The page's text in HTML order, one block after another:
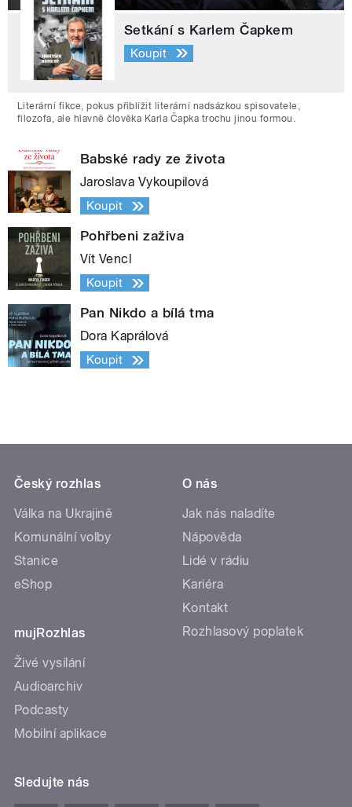
Setkání s Karlem Čapkem
Koupit
Literární fikce, pokus přiblížit literární nadsázkou spisovatele,
filozofa, ale hlavně člověka Karla Čapka trochu jinou formou.
Babské rady ze života
Jaroslava Vykoupilová
Koupit
Pohřbeni zaživa
Vít Vencl
Koupit
Pan Nikdo a bílá tma
Dora Kaprálová
Koupit
Český rozhlas
Válka na Ukrajině
Komunální volby
Stanice
eShop
mujRozhlas
Živé vysílání
Audioarchiv
Podcasty
Mobilní aplikace
O nás
Jak nás naladíte
Nápověda
Lidé v rádiu
Kariéra
Kontakt
Rozhlasový poplatek
Sledujte nás